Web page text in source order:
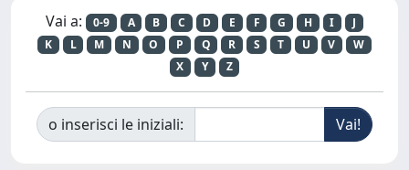
Vai a: 0-9 A B C D E F G H I
J
K
L M N O P Q R S T U V
W
X
Y Z
o inserisci le iniziali: